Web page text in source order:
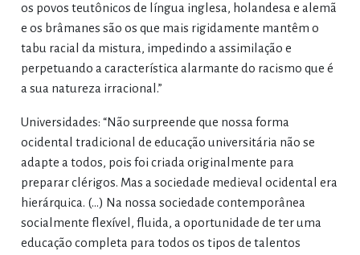
os povos teutônicos de língua inglesa, holandesa e alemã
e os brâmanes são os que mais rigidamente mantêm o
tabu racial da mistura, impedindo a assimilação e
perpetuando a característica alarmante do racismo que é
a sua natureza irracional.”
Universidades: “Não surpreende que nossa forma
ocidental tradicional de educação universitária não se
adapte a todos, pois foi criada originalmente para
preparar clérigos. Mas a sociedade medieval ocidental era
hierárquica. (…) Na nossa sociedade contemporânea
socialmente flexível, fluida, a oportunidade de ter uma
educação completa para todos os tipos de talentos